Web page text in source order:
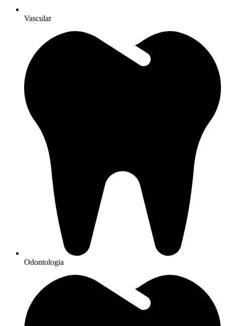
Vascular
Odontologia